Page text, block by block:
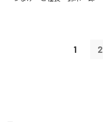
1 2